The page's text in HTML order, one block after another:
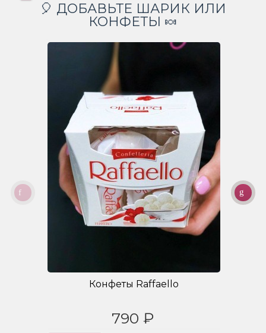
🎈 ДОБАВЬТЕ ШАРИК ИЛИ
КОНФЕТЫ 🍬
Конфеты Raffaello
790 ₽